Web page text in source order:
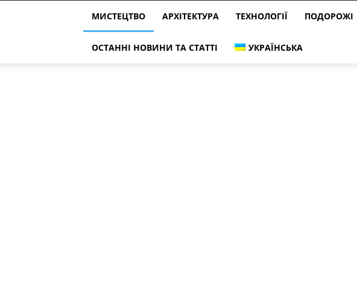
МИСТЕЦТВО АРХІТЕКТУРА ТЕХНОЛОГІЇ ПОДОРОЖІ
ОСТАННІ НОВИНИ ТА СТАТТІ УКРАЇНСЬКА